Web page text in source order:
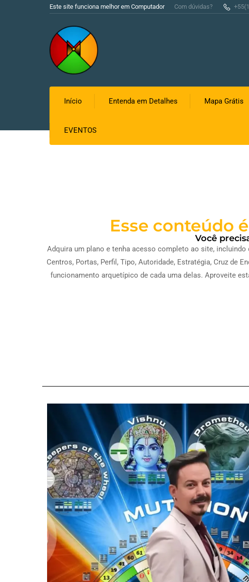
Este site funciona melhor em Computador Com dúvidas?
Início Entenda em Detalhes Mapa Grátis
EVENTOS
Esse conteúdo
Você
Adquira um plano e tenha acesso completo ao site,
Centros, Portas, Perfil, Tipo, Autoridade, Estratégia, Cruz de
funcionamento arquetípico de cada uma delas. Aproveite